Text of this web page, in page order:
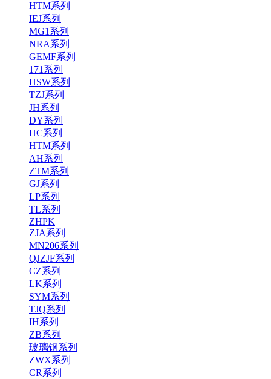
HTM系列
IEJ系列
MG1系列
NRA系列
GEMF系列
171系列
HSW系列
TZJ系列
JH系列
DY系列
HC系列
HTM系列
AH系列
ZTM系列
GJ系列
LP系列
TL系列
ZHPK
ZJA系列
MN206系列
QJZJF系列
CZ系列
LK系列
SYM系列
TJQ系列
IH系列
ZB系列
玻璃钢系列
ZWX系列
CR系列